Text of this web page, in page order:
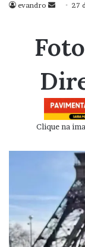
evandro
Mande
mail
27
Clique na